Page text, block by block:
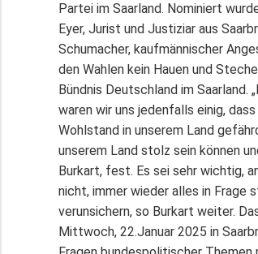
Partei im Saarland. Nominiert
Eyer, Jurist und Justiziar aus
Schumacher, kaufmännischer
den Wahlen kein Hauen und
Bündnis Deutschland im
waren wir uns jedenfalls einig,
Wohlstand in unserem Land
unserem Land stolz sein können
Burkart, fest. Es sei sehr wichtig,
nicht, immer wieder alles in Frage
verunsichern, so Burkart weiter.
Mittwoch, 22.Januar 2025 in